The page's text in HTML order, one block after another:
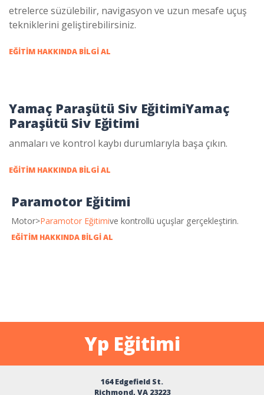
etrelerce süzülebilir, navigasyon ve uzun mesafe uçuş
tekniklerini geliştirebilirsiniz.
EĞITIM HAKKINDA BILGI AL
Yamaç Paraşütü Siv EğitimiYamaç
Paraşütü Siv Eğitimi
anmaları ve kontrol kaybı durumlarıyla başa çıkın.
EĞITIM HAKKINDA BILGI AL
Paramotor Eğitimi
Motor>Paramotor Eğitimive kontrollü uçuşlar gerçekleştirin.
EĞITIM HAKKINDA BILGI AL
Yp Eğitimi
164 Edgefield St.
Richmond, VA 23223